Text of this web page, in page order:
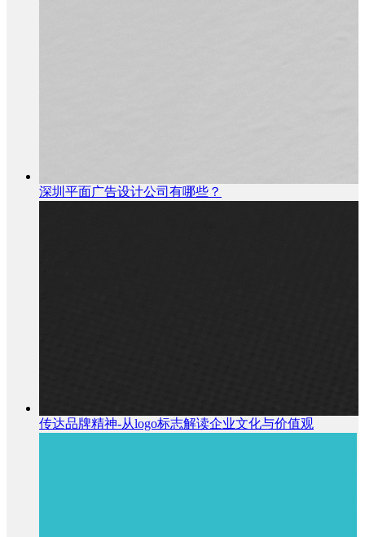
深圳平面广告设计公司有哪些？
传达品牌精神-从logo标志解读企业文化与价值观